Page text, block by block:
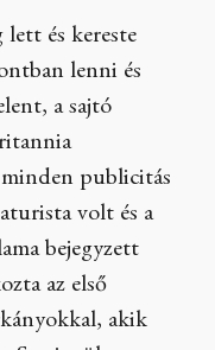
lett és kereste
lenni és
a sajtó
publicitás
volt és a
bejegyzett
az első
akik